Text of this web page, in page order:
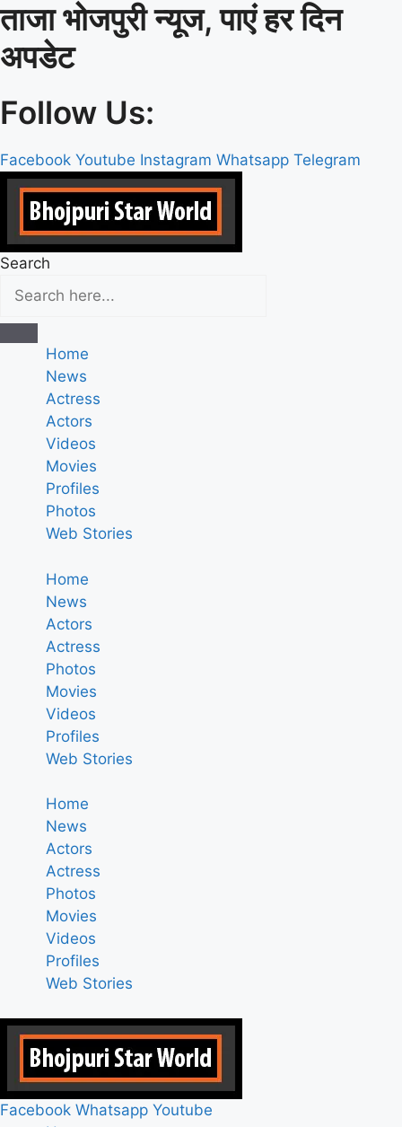
Skip
to
content
ताजा भोजपुरी न्यूज, पाएं हर दिन
अपडेट
Follow Us:
Facebook Youtube Instagram Whatsapp Telegram
Search
Home
News
Actress
Actors
Videos
Movies
Profiles
Photos
Web Stories
Home
News
Actors
Actress
Photos
Movies
Videos
Profiles
Web Stories
Home
News
Actors
Actress
Photos
Movies
Videos
Profiles
Web Stories
Facebook Whatsapp Youtube